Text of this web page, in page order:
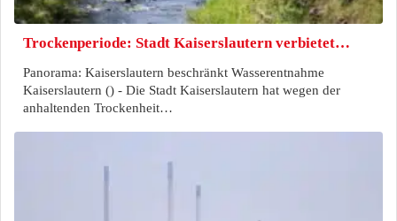
Trockenperiode: Stadt Kaiserslautern verbietet…
Panorama: Kaiserslautern beschränkt Wasserentnahme
Kaiserslautern () - Die Stadt Kaiserslautern hat wegen der
anhaltenden Trockenheit…